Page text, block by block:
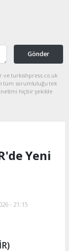
Gönder
ve turkishpress.co.uk
tüm sorumluluğu tek
hiçbir şekilde
Yeni
- 21:15